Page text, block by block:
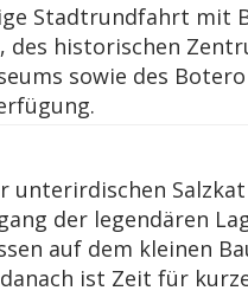
Stadtrundfahrt mit
des historischen
sowie des
unterirdischen
der legendären
auf dem kleinen
ist Zeit für